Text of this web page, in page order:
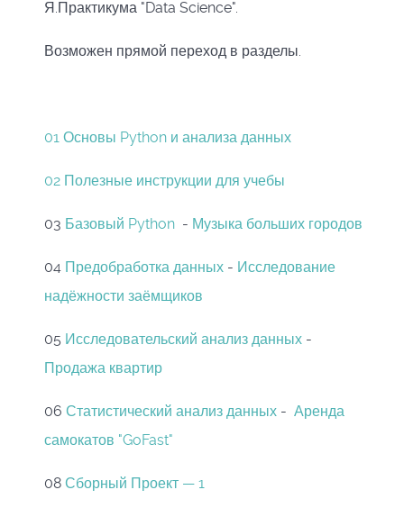
Я.Практикума "Data Science".
Возможен прямой переход в разделы.
01 Основы Python и анализа данных
02 Полезные инструкции для учебы
03 Базовый Python - Музыка больших городов
04 Предобработка данных - Исследование
надёжности заёмщиков
05 Исследовательский анализ данных -
Продажа квартир
06 Статистический анализ данных - Аренда
самокатов "GoFast"
08 Сборный Проект — 1